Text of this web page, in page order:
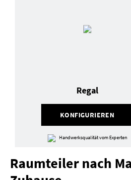
KONFIGURIEREN
Regal
Handwerksqualität vom Experten
Raumteiler nach